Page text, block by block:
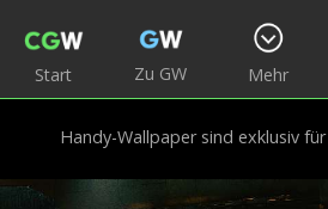
Start Zu GW Mehr
Handy-Wallpaper sind exklusiv für